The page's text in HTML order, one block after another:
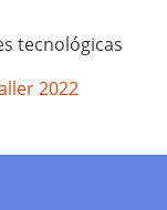
tecnológicas
2022